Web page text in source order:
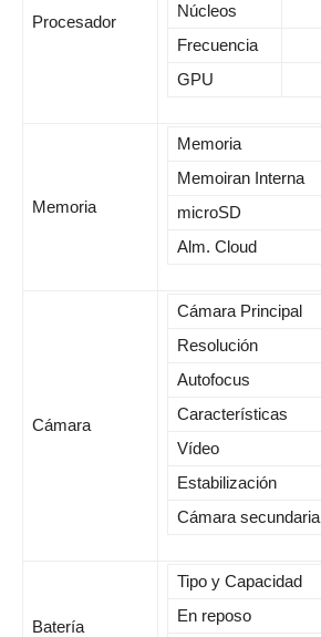
Procesador
Núcleos
Frecuencia
GPU
Memoria
Memoria
Memoiran Interna
microSD
Alm. Cloud
Cámara
Cámara Principal
Resolución
Autofocus
Características
Vídeo
Estabilización
Cámara secundaria
Batería
Tipo y Capacidad
En reposo